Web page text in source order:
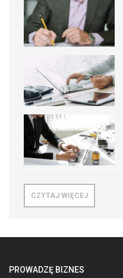
CZYTAJ WIĘCEJ
PROWADZĘ BIZNES